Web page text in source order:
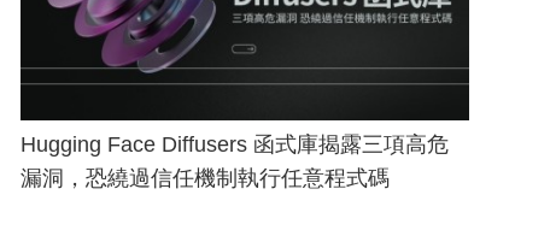
Hugging Face Diffusers 函式庫揭露三項高危
漏洞，恐繞過信任機制執行任意程式碼